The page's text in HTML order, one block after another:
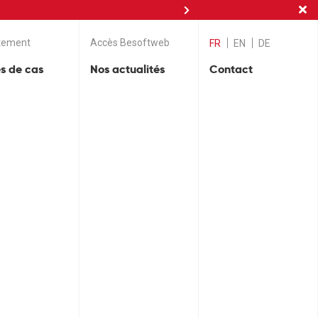
de cas
Accès Besoftweb
Nos actualités
FR EN DE
Contact